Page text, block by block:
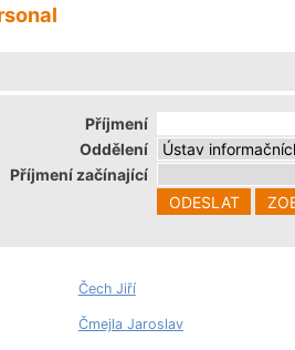
Příjmení
Oddělení
Příjmení začínající
Čech Jiří
Čmejla Jaroslav